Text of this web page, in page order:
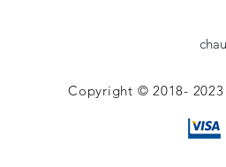
Copyright © 2018- 2023